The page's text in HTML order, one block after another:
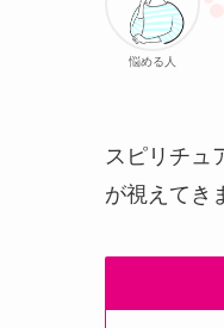
悩める人
スピリチュ
が視えてき